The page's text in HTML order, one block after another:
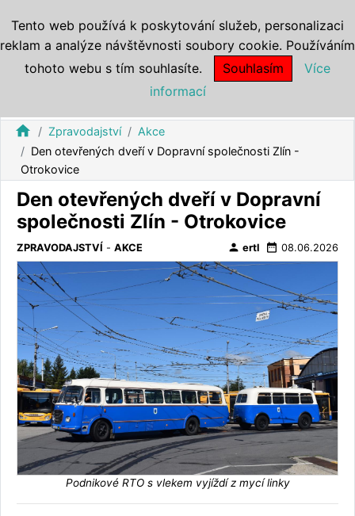
home Zpravodajství
Akce
Den otevřených dveří v Dopravní společnosti Zlín -
Otrokovice
Den otevřených dveří v Dopravní
společnosti Zlín - Otrokovice
ZPRAVODAJSTVÍ - AKCE person ertl date_range 08.06.2026
Podnikové RTO s vlekem vyjíždí z mycí linky
Tento web používá k poskytování služeb, personalizaci
reklam a analýze návštěvnosti soubory cookie. Používáním
tohoto webu s tím souhlasíte.
Souhlasím
Více
informací